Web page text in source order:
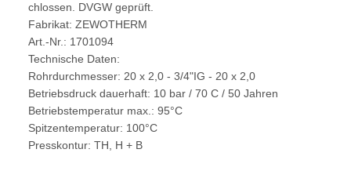
chlossen. DVGW geprüft.
Fabrikat: ZEWOTHERM
Art.-Nr.: 1701094
Technische Daten:
Rohrdurchmesser: 20 x 2,0 - 3/4"IG - 20 x 2,0
Betriebsdruck dauerhaft: 10 bar / 70 C / 50 Jahren
Betriebstemperatur max.: 95°C
Spitzentemperatur: 100°C
Presskontur: TH, H + B